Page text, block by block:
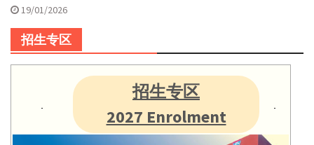
19/01/2026
招生专区
招生专区
2027 Enrolment